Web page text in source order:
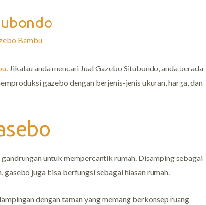
Bambu
. Jikalau anda mencari Jual Gazebo Situbondo, anda berada
gazebo dengan berjenis-jenis ukuran, harga, dan
untuk mempercantik rumah. Disamping sebagai
gasebo juga bisa berfungsi sebagai hiasan rumah.
dengan taman yang memang berkonsep ruang